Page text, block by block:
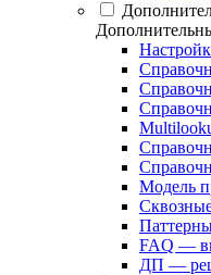
Модель
FAQ —
ДП —